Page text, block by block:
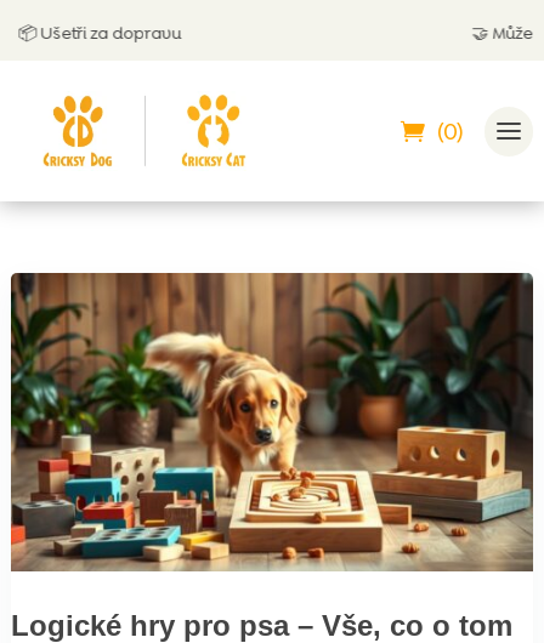
Ušetři za dopravu Můžeš
(0)
Logické hry pro psa – Vše, co o tom